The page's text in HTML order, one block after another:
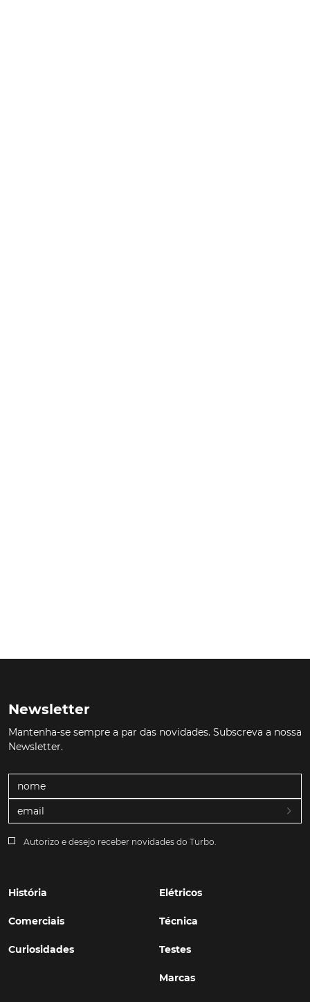
Newsletter
Mantenha-se sempre a par das novidades. Subscreva a nossa
Newsletter.
Autorizo e desejo receber novidades do Turbo.
História
Comerciais
Curiosidades
Elétricos
Técnica
Testes
Marcas